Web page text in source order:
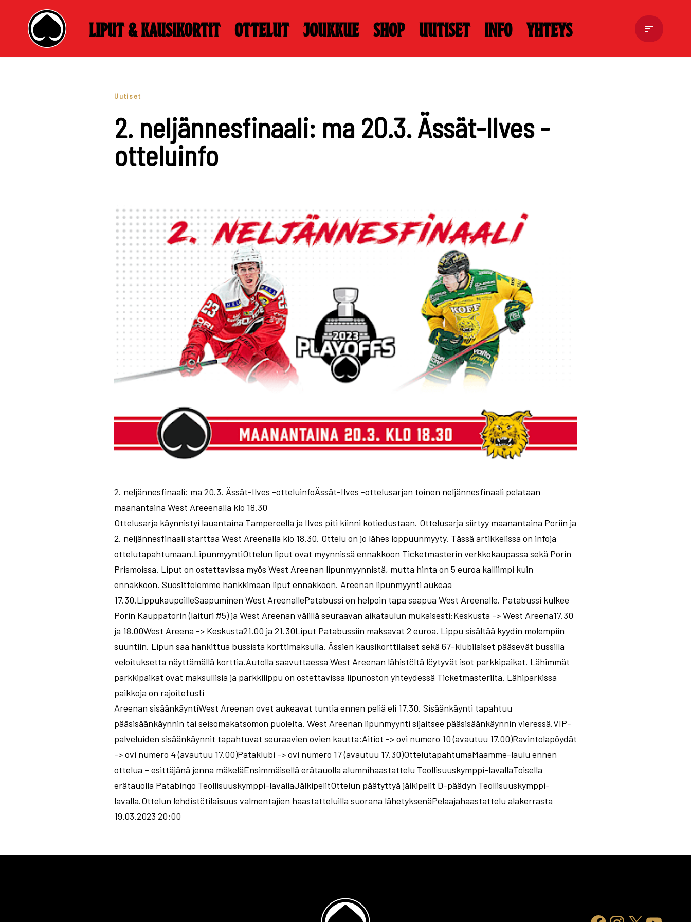
content
Liput & kausikortit Ottelut Joukkue Shop Uutiset Info Yhteys
2. neljännesfinaali: ma 20.3. Ässät-Ilves -
otteluinfo
Uutiset
2. neljännesfinaali: ma 20.3. Ässät-Ilves -otteluinfoÄssät-Ilves -ottelusarjan toinen neljännesfinaali pelataan
maanantaina West Areeenalla klo 18.30
Ottelusarja käynnistyi lauantaina Tampereella ja Ilves piti kiinni kotiedustaan. Ottelusarja siirtyy maanantaina Poriin ja
2. neljännesfinaali starttaa West Areenalla klo 18.30. Ottelu on jo lähes loppuunmyyty. Tässä artikkelissa on infoja
ottelutapahtumaan.LipunmyyntiOttelun liput ovat myynnissä ennakkoon Ticketmasterin verkkokaupassa sekä Porin
Prismoissa. Liput on ostettavissa myös West Areenan lipunmyynnistä, mutta hinta on 5 euroa kalliimpi kuin
ennakkoon. Suosittelemme hankkimaan liput ennakkoon. Areenan lipunmyynti aukeaa
17.30.LippukaupoilleSaapuminen West AreenallePatabussi on helpoin tapa saapua West Areenalle. Patabussi kulkee
Porin Kauppatorin (laituri #5) ja West Areenan välillä seuraavan aikataulun mukaisesti:Keskusta -> West Areena17.30
ja 18.00West Areena -> Keskusta21.00 ja 21.30Liput Patabussiin maksavat 2 euroa. Lippu sisältää kyydin molempiin
suuntiin. Lipun saa hankittua bussista korttimaksulla. Ässien kausikorttilaiset sekä 67-klubilaiset pääsevät bussilla
veloituksetta näyttämällä korttia.Autolla saavuttaessa West Areenan lähistöltä löytyvät isot parkkipaikat. Lähimmät
parkkipaikat ovat maksullisia ja parkkilippu on ostettavissa lipunoston yhteydessä Ticketmasterilta. Lähiparkissa
paikkoja on rajoitetusti
Areenan sisäänkäyntiWest Areenan ovet aukeavat tuntia ennen peliä eli 17.30. Sisäänkäynti tapahtuu
pääsisäänkäynnin tai seisomakatsomon puolelta. West Areenan lipunmyynti sijaitsee pääsisäänkäynnin vieressä.VIP-
palveluiden sisäänkäynnit tapahtuvat seuraavien ovien kautta:Aitiot -> ovi numero 10 (avautuu 17.00)Ravintolapöydät
-> ovi numero 4 (avautuu 17.00)Pataklubi -> ovi numero 17 (avautuu 17.30)OttelutapahtumaMaamme-laulu ennen
ottelua – esittäjänä jenna mäkeläEnsimmäisellä erätauolla alumnihaastattelu Teollisuuskymppi-lavallaToisella
erätauolla Patabingo Teollisuuskymppi-lavallaJälkipelitOttelun päätyttyä jälkipelit D-päädyn Teollisuuskymppi-
lavalla.Ottelun lehdistötilaisuus valmentajien haastatteluilla suorana lähetyksenäPelaajahaastattelu alakerrasta
19.03.2023 20:00